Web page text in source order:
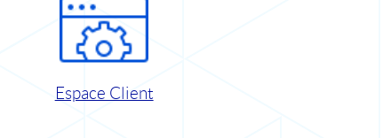
Espace Client